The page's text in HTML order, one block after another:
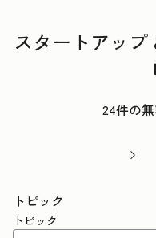
スタートアッ
24件の
トピック
トピック